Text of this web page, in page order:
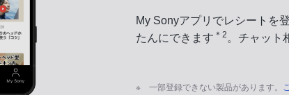
My Sonyアプリでレシートを
たんにできます ＊2 。チャット
※ 一部登録できない製品があります。